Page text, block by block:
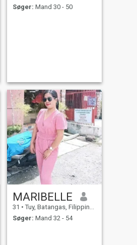
Søger: Mand 30 - 50
MARIBELLE
31 • Tuy, Batangas, Filippinerne
Søger: Mand 32 - 54